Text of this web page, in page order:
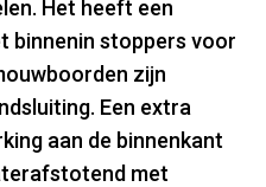
Het heeft een
binnenin stoppers voor
zijn
Een extra
aan de binnenkant
met